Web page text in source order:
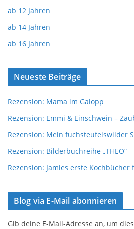
ab 12 Jahren
ab 14 Jahren
ab 16 Jahren
Neueste Beiträge
Rezension: Mama im Galopp
Rezension: Emmi & Einschwein –
Rezension: Mein fuchsteufelswilder
Rezension: Bilderbuchreihe „THEO“
Rezension: Jamies erste Kochbücher
Blog via E-Mail abonnieren
Gib deine E-Mail-Adresse an, um